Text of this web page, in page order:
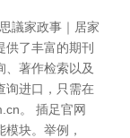
議家政事｜居家
了丰富的期刊
、著作检索以及
询进口，只需在
。 插足官网
块。举例，